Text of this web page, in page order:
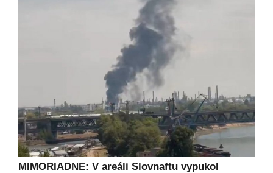
MIMORIADNE: V areáli Slovnaftu vypukol